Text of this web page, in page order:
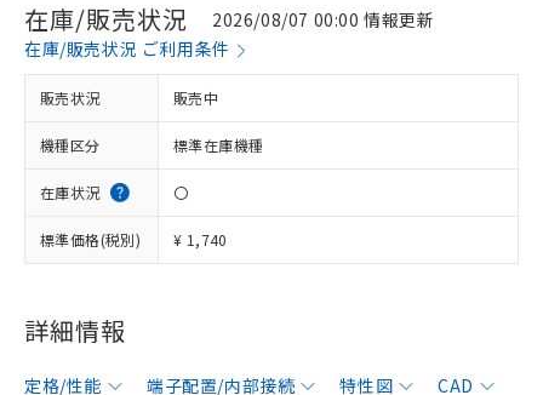
在庫/販売状況
2026/08/07 00:00 情報更新
在庫/販売状況 ご利用条件
販売状況 販売中
機種区分 標準在庫機種
在庫状況 〇
標準価格(税別) ¥ 1,740
詳細情報
定格/性能 端子配置/内部接続 特性図
CAD